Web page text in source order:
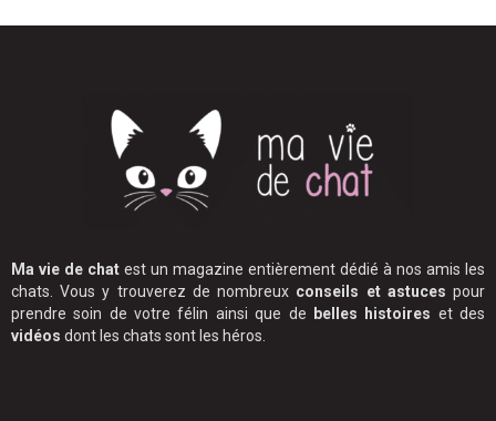
Ma vie de chat est un magazine entièrement dédié à nos amis les
chats. Vous y trouverez de nombreux conseils et astuces pour
prendre soin de votre félin ainsi que de
belles histoires et des
vidéos dont les chats sont les héros.